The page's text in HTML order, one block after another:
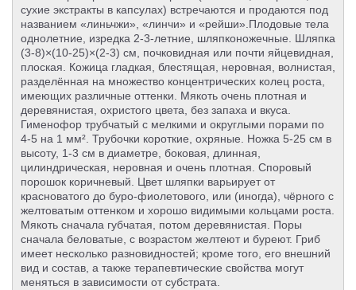
сухие экстракты в капсулах) встречаются и продаются под
названием «линьчжи», «линчи» и «рейши».Плодовые тела
однолетние, изредка 2-3-летние, шляпконожечные. Шляпка
(3-8)×(10-25)×(2-3) см, почковидная или почти яйцевидная,
плоская. Кожица гладкая, блестящая, неровная, волнистая,
разделённая на множество концентрических колец роста,
имеющих различные оттенки. Мякоть очень плотная и
деревянистая, охристого цвета, без запаха и вкуса.
Гименофор трубчатый с мелкими и округлыми порами по
4-5 на 1 мм². Трубочки короткие, охряные. Ножка 5-25 см в
высоту, 1-3 см в диаметре, боковая, длинная,
цилиндрическая, неровная и очень плотная. Споровый
порошок коричневый. Цвет шляпки варьирует от
красноватого до буро-фиолетового, или (иногда), чёрного с
желтоватым оттенком и хорошо видимыми кольцами роста.
Мякоть сначала губчатая, потом деревянистая. Поры
сначала беловатые, с возрастом желтеют и буреют. Гриб
имеет несколько разновидностей; кроме того, его внешний
вид и состав, а также терапевтические свойства могут
меняться в зависимости от субстрата.